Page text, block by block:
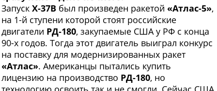
Запуск Х-37В был произведен ракетой «Атлас-5»,
на 1-й ступени которой стоят российские
двигатели РД-180, закупаемые США у РФ с конца
90-х годов. Тогда этот двигатель выиграл конкурс
на поставку для модернизированных ракет
«Атлас». Американцы пытались купить
лицензию на производство РД-180, но